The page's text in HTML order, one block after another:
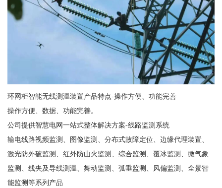
环网柜智能无线测温装置产品特点-操作方便、功能完善
操作方便、数据、功能完善。
公司提供智慧电网一站式整体解决方案-线路监测系统
输电线路视频监测、图像监测、分布式故障定位、边缘代理装置、
激光防外破监测、红外防山火监测、综合监测、覆冰监测、微气象
监测、线夹及导线测温、舞动监测、弧垂监测、风偏监测、全景智
能监测等系列产品